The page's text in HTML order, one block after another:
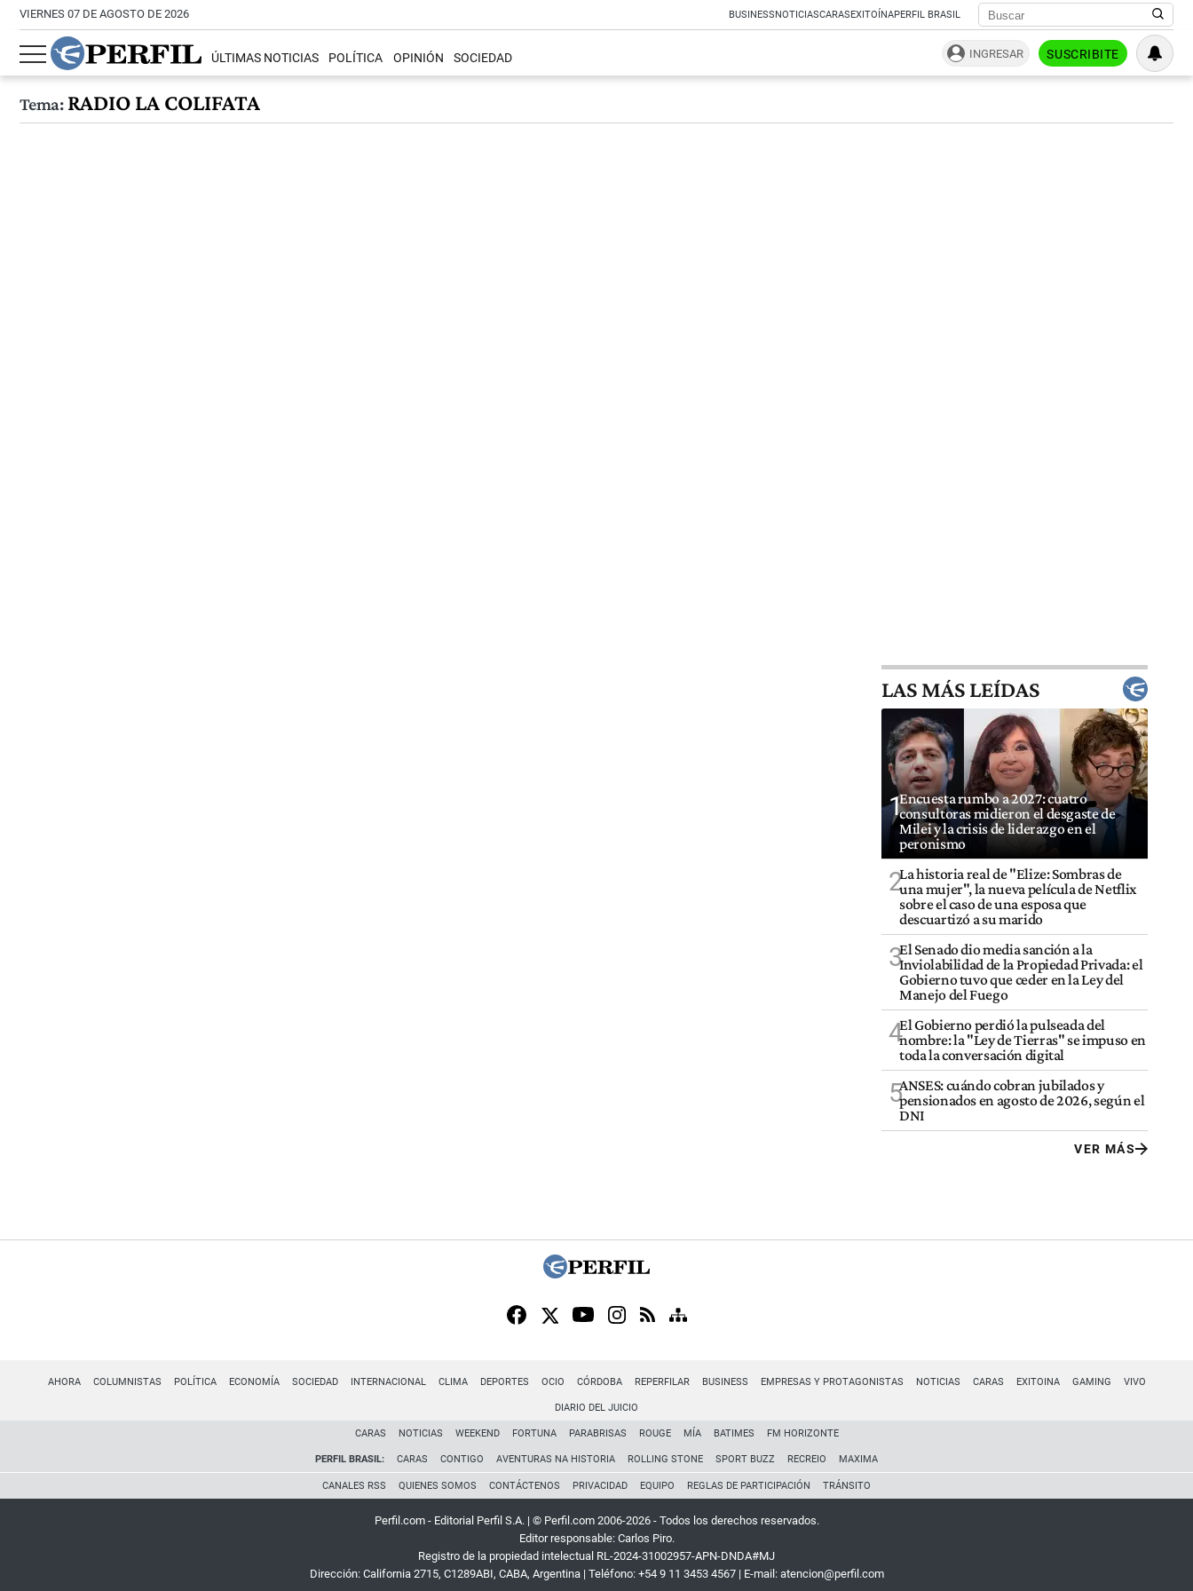
VIERNES 07 DE AGOSTO DE 2026 BUSINESSNOTICIASCARASEXITOÍNAPERFIL BRASIL
ÚLTIMAS NOTICIAS POLÍTICA OPINIÓN SOCIEDAD INGRESAR SUSCRIBITE
Tema:RADIO LA COLIFATA
LAS MÁS LEÍDAS
1Encuesta rumbo a 2027: cuatro
consultoras midieron el desgaste de
Milei y la crisis de liderazgo en el
peronismo
2La historia real de "Elize: Sombras de
una mujer", la nueva película de Netflix
sobre el caso de una esposa que
descuartizó a su marido
3El Senado dio media sanción a la
Inviolabilidad de la Propiedad Privada: el
Gobierno tuvo que ceder en la Ley del
Manejo del Fuego
4El Gobierno perdió la pulseada del
nombre: la "Ley de Tierras" se impuso en
toda la conversación digital
5ANSES: cuándo cobran jubilados y
pensionados en agosto de 2026, según el
DNI
VER MÁS
AHORA COLUMNISTAS POLÍTICA ECONOMÍA SOCIEDAD INTERNACIONAL CLIMA DEPORTES OCIO CÓRDOBA REPERFILAR BUSINESS EMPRESAS Y PROTAGONISTAS NOTICIAS CARAS EXITOINA GAMING VIVO
DIARIO DEL JUICIO
CARAS NOTICIAS WEEKEND FORTUNA PARABRISAS ROUGE MÍA BATIMES FM HORIZONTE
PERFIL BRASIL: CARAS CONTIGO AVENTURAS NA HISTORIA ROLLING STONE SPORT BUZZ RECREIO MAXIMA
CANALES RSS QUIENES SOMOS CONTÁCTENOS PRIVACIDAD EQUIPO REGLAS DE PARTICIPACIÓN TRÁNSITO
Perfil.com - Editorial Perfil S.A. | © Perfil.com 2006-2026 - Todos los derechos reservados.
Editor responsable: Carlos Piro.
Registro de la propiedad intelectual RL-2024-31002957-APN-DNDA#MJ
Dirección: California 2715, C1289ABI, CABA, Argentina| Teléfono: +54 9 11 3453 4567| E-mail: atencion@perfil.com